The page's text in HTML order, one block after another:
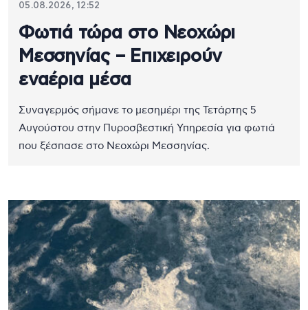
05.08.2026, 12:52
Φωτιά τώρα στο Νεοχώρι
Μεσσηνίας – Επιχειρούν
εναέρια μέσα
Συναγερμός σήμανε το μεσημέρι της Τετάρτης 5
Αυγούστου στην Πυροσβεστική Υπηρεσία για φωτιά
που ξέσπασε στο Νεοχώρι Μεσσηνίας.